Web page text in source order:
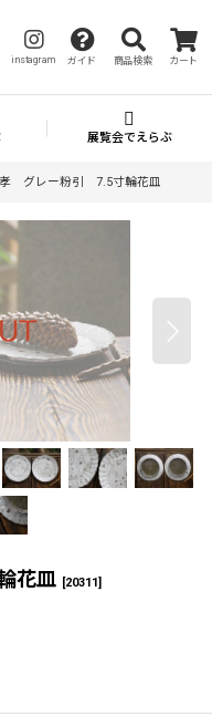
instagram ガイド 商品検索 カート
展覧会でえらぶ
グレー粉引 7.5寸輪花皿
花皿 [20311]